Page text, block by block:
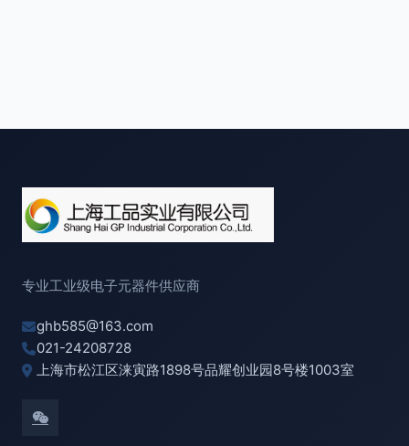
专业工业级电子元器件供应商
ghb585@163.com
021-24208728
上海市松江区涞寅路1898号品耀创业园8号楼1003室